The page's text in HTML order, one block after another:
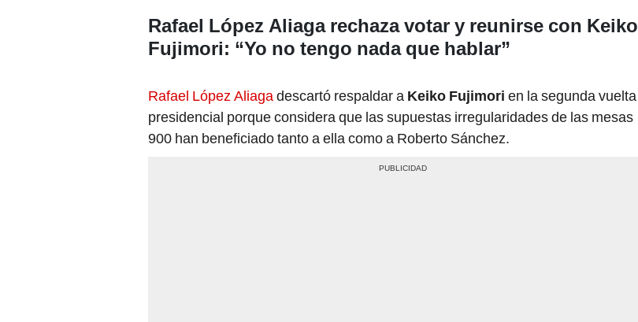
Rafael López Aliaga rechaza votar y reunirse con Keiko
Fujimori: “Yo no tengo nada que hablar”
Rafael López Aliagadescartó respaldar a Keiko Fujimori en la segunda vuelta
presidencial porque considera que las supuestas irregularidades de las mesas
900 han beneficiado tanto a ella como a Roberto Sánchez.